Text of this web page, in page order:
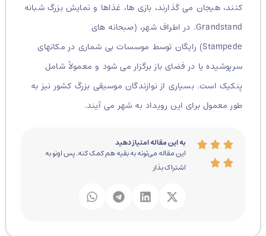
کنند، هیجان می گذارند، بازی ها، غذاها و نمایش بزرگ شبانه
Grandstand. در اطراف شهر، (صبحانه های
Stampede) رایگان توسط موسسات بی شماری در مکانهای
سرپوشیده یا در فضای باز برگزار می شود و معمولاً شامل
پنکیک است. بسیاری از نوازندگان موسیقی بزرگ کشور نیز به
طور معمول برای این رویداد به شهر می آیند.
به این مقاله امتیاز دهید
این مقاله می‌تونه به بقیه هم کمک کنه. پس اونو به
اشتراک بذار